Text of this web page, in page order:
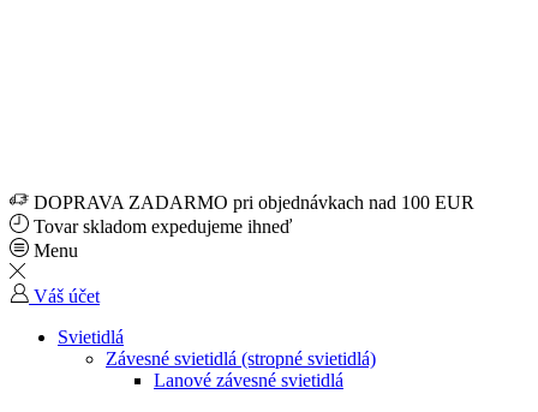
DOPRAVA ZADARMO pri objednávkach nad 100 EUR
Tovar skladom expedujeme ihneď
Menu
Váš účet
Svietidlá
Závesné svietidlá (stropné svietidlá)
Lanové závesné svietidlá